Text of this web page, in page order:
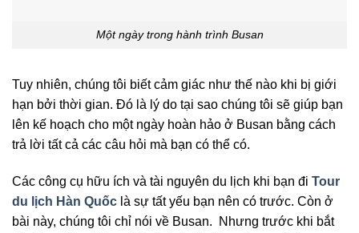
Một ngày trong hành trình Busan
Tuy nhiên, chúng tôi biết cảm giác như thế nào khi bị giới
hạn bởi thời gian. Đó là lý do tại sao chúng tôi sẽ giúp bạn
lên kế hoạch cho một ngày hoàn hảo ở Busan bằng cách
trả lời tất cả các câu hỏi mà bạn có thể có.
Các công cụ hữu ích và tài nguyên du lịch khi bạn đi Tour
du lịch Hàn Quốc là sự tất yếu bạn nên có trước. Còn ở
bài này, chúng tôi chỉ nói về Busan. Nhưng trước khi bắt